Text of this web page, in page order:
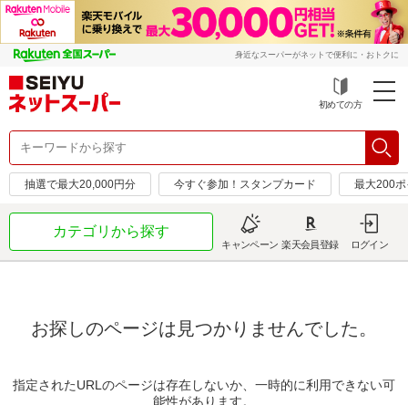
身近なスーパーがネットで便利に・おトクに
初めての方
抽選で最大20,000円分 今すぐ参加！スタンプカード 最大200
カテゴリから探す
キャンペーン 楽天会員登録 ログイン
お探しのページは見つかりませんでした。
指定されたURLのページは存在しないか、一時的に利用できない可
能性があります。